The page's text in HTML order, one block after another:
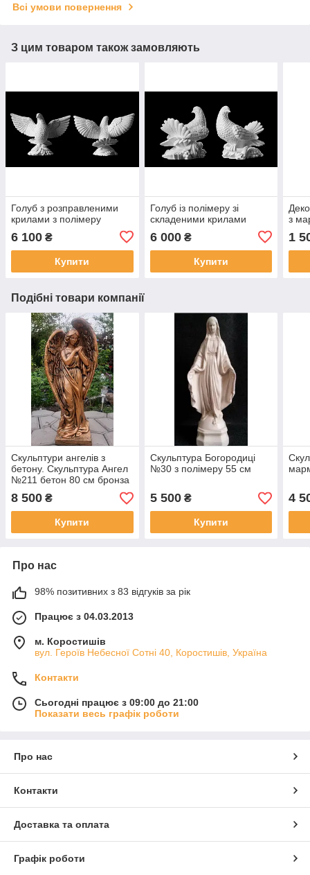
Всі умови повернення
З цим товаром також замовляють
Голуб з розправленими
крилами з полімеру
6 100 ₴
Купити
Голуб із полімеру зі
складеними крилами
6 000₴
Купити
з
1
Подібні товари компанії
Скульптури ангелів з
бетону. Скульптура Ангел
№211 бетон 80 см бронза
8 500 ₴
Купити
Скульптура Богородиці
№30 з полімеру 55 см
5 500₴
Купити
4
Про нас
98% позитивних з 83 відгуків за рік
Працює з 04.03.2013
м. Коростишів
вул. Героїв Небесної Сотні 40, Коростишів, Україна
Контакти
Сьогодні працює з 09:00 до 21:00
Показати весь графік роботи
Про нас
Контакти
Доставка та оплата
Графік роботи